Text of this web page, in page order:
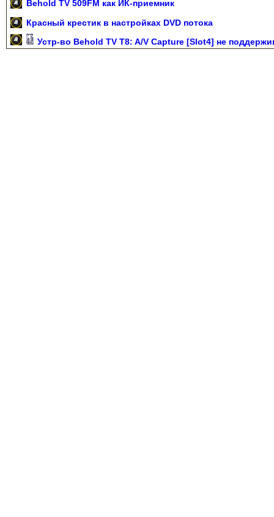
Behold TV 509FM как ИК-приемник
Красный крестик в настройках DVD потока
Устр-во Behold TV T8: A/V Capture [Slot4] не